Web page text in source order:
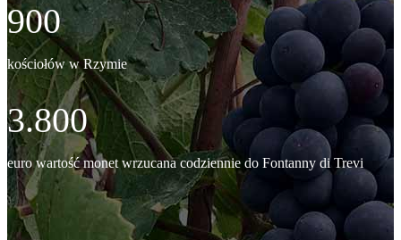
900
kościołów w Rzymie
3.800
euro wartość monet wrzucana codziennie do Fontanny di Trevi